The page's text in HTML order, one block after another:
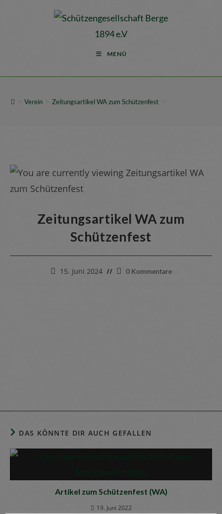
MENÜ
Verein Zeitungsartikel WA zum Schützenfest
Zeitungsartikel WA zum
Schützenfest
15. Juni 2024 0 Kommentare
DAS KÖNNTE DIR AUCH GEFALLEN
Artikel zum Schützenfest (WA)
19. Juni 2022